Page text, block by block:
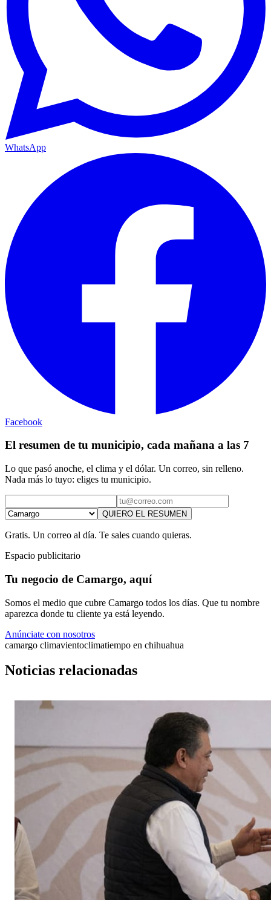
WhatsApp
Facebook
El resumen de tu municipio, cada mañana a las 7
Lo que pasó anoche, el clima y el dólar. Un correo, sin relleno.
Nada más lo tuyo: eliges tu municipio.
QUIERO EL RESUMEN
Gratis. Un correo al día. Te sales cuando quieras.
Espacio publicitario
Tu negocio de Camargo, aquí
Somos el medio que cubre Camargo todos los días. Que tu nombre
aparezca donde tu cliente ya está leyendo.
Anúnciate con nosotros
camargo climavientoclimatiempo en chihuahua
Noticias relacionadas